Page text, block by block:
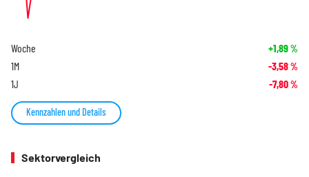
Woche +1,89%
1M -3,58%
1J -7,80%
Kennzahlen und Details
Sektorvergleich